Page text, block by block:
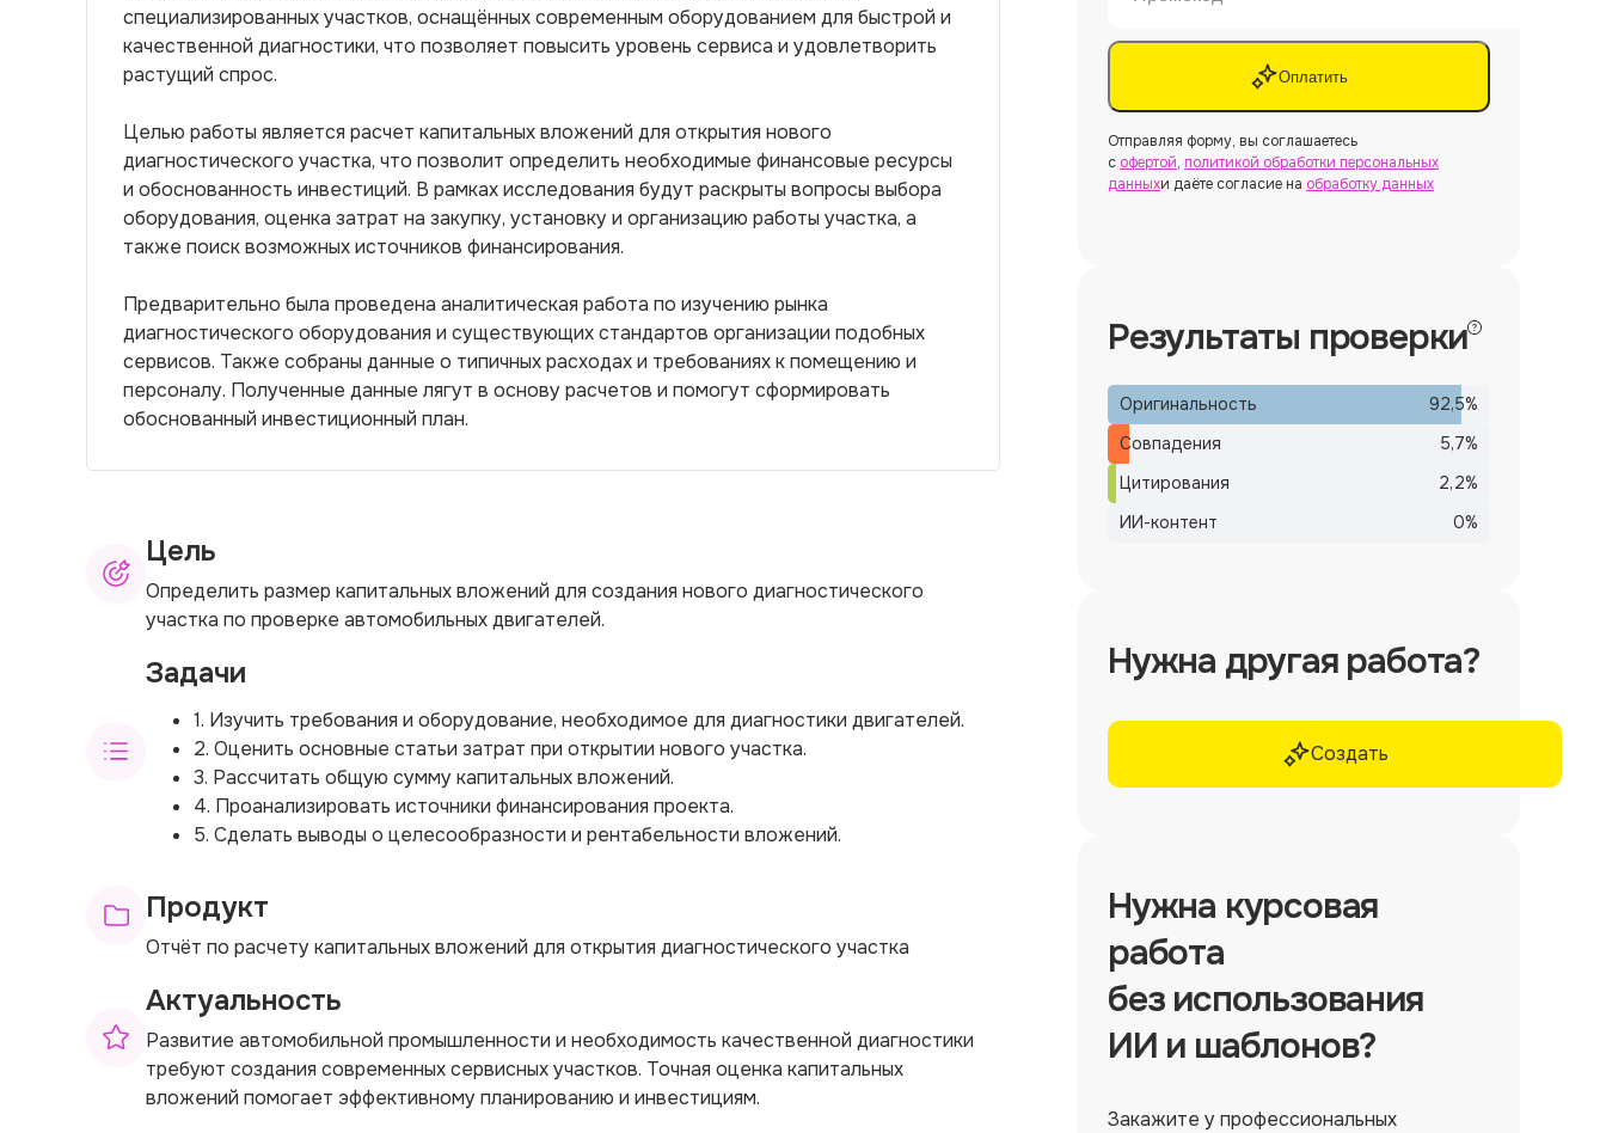
специализированных участков, оснащённых современным оборудованием для быстрой и
качественной диагностики, что позволяет повысить уровень сервиса и удовлетворить
растущий спрос.
Целью работы является расчет капитальных вложений для открытия нового
диагностического участка, что позволит определить необходимые финансовые ресурсы
и обоснованность инвестиций. В рамках исследования будут раскрыты вопросы выбора
оборудования, оценка затрат на закупку, установку и организацию работы участка, а
также поиск возможных источников финансирования.
Предварительно была проведена аналитическая работа по изучению рынка
диагностического оборудования и существующих стандартов организации подобных
сервисов. Также собраны данные о типичных расходах и требованиях к помещению и
персоналу. Полученные данные лягут в основу расчетов и помогут сформировать
обоснованный инвестиционный план.
Цель
Определить размер капитальных вложений для создания нового диагностического
участка по проверке автомобильных двигателей.
Задачи
1. Изучить требования и оборудование, необходимое для диагностики двигателей.
2. Оценить основные статьи затрат при открытии нового участка.
3. Рассчитать общую сумму капитальных вложений.
4. Проанализировать источники финансирования проекта.
5. Сделать выводы о целесообразности и рентабельности вложений.
Продукт
Отчёт по расчету капитальных вложений для открытия диагностического участка
Актуальность
Развитие автомобильной промышленности и необходимость качественной диагностики
требуют создания современных сервисных участков. Точная оценка капитальных
вложений помогает эффективному планированию и инвестициям.
Оплатить
Отправляя форму, вы соглашаетесь
с офертой, политикой обработки персональных
данныхи даёте согласие на обработку данных
Результаты проверки
Оригинальность 92,5%
Совпадения
5,7%
Цитирования
2,2%
ИИ-контент
0%
Нужна другая работа?
Создать
Нужна курсовая
работа
без использования
ИИ и шаблонов?
Закажите у профессиональных